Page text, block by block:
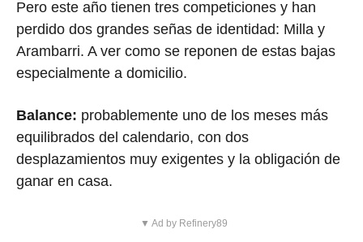
Pero este año tienen tres competiciones y han
perdido dos grandes señas de identidad: Milla y
Arambarri. A ver como se reponen de estas bajas
especialmente a domicilio.
Balance: probablemente uno de los meses más
equilibrados del calendario, con dos
desplazamientos muy exigentes y la obligación de
ganar en casa.
▼ Ad by Refinery89